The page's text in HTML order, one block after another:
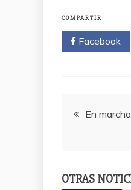
COMPARTIR
Facebook
entradas
En
OTRAS